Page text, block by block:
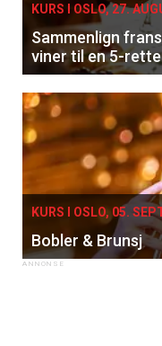
KURS I OSLO, 27.
Sammenlign
viner til en 5-
KURS I OSLO, 05.
Bobler & Brunsj